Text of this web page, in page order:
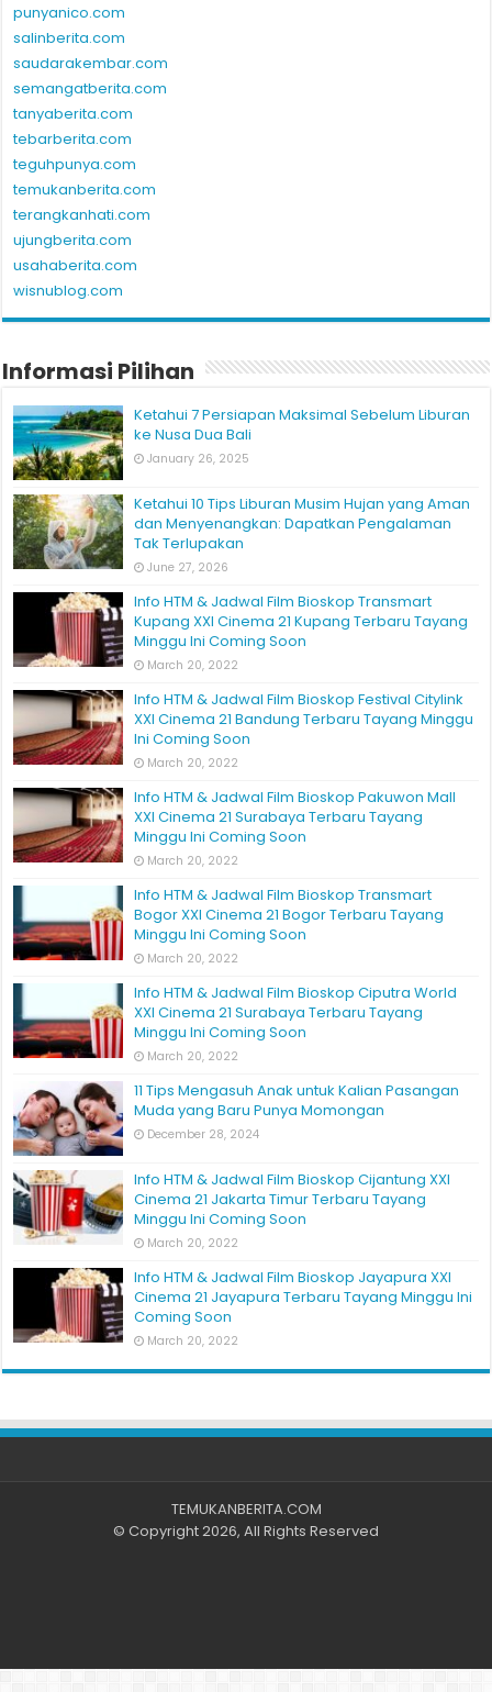
punyanico.com
salinberita.com
saudarakembar.com
semangatberita.com
tanyaberita.com
tebarberita.com
teguhpunya.com
temukanberita.com
terangkanhati.com
ujungberita.com
usahaberita.com
wisnublog.com
Informasi Pilihan
Ketahui 7 Persiapan Maksimal Sebelum Liburan
ke Nusa Dua Bali
January 26, 2025
Ketahui 10 Tips Liburan Musim Hujan yang Aman
dan Menyenangkan: Dapatkan Pengalaman
Tak Terlupakan
June 27, 2026
Info HTM & Jadwal Film Bioskop Transmart
Kupang XXI Cinema 21 Kupang Terbaru Tayang
Minggu Ini Coming Soon
March 20, 2022
Info HTM & Jadwal Film Bioskop Festival Citylink
XXI Cinema 21 Bandung Terbaru Tayang Minggu
Ini Coming Soon
March 20, 2022
Info HTM & Jadwal Film Bioskop Pakuwon Mall
XXI Cinema 21 Surabaya Terbaru Tayang
Minggu Ini Coming Soon
March 20, 2022
Info HTM & Jadwal Film Bioskop Transmart
Bogor XXI Cinema 21 Bogor Terbaru Tayang
Minggu Ini Coming Soon
March 20, 2022
Info HTM & Jadwal Film Bioskop Ciputra World
XXI Cinema 21 Surabaya Terbaru Tayang
Minggu Ini Coming Soon
March 20, 2022
11 Tips Mengasuh Anak untuk Kalian Pasangan
Muda yang Baru Punya Momongan
December 28, 2024
Info HTM & Jadwal Film Bioskop Cijantung XXI
Cinema 21 Jakarta Timur Terbaru Tayang
Minggu Ini Coming Soon
March 20, 2022
Info HTM & Jadwal Film Bioskop Jayapura XXI
Cinema 21 Jayapura Terbaru Tayang Minggu Ini
Coming Soon
March 20, 2022
TEMUKANBERITA.COM
© Copyright 2026, All Rights Reserved